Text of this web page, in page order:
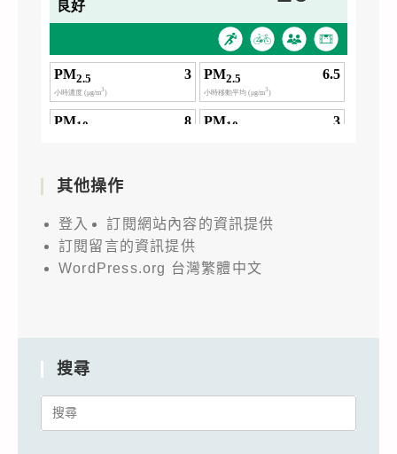
其他操作
登入
訂閱網站內容的資訊提供
訂閱留言的資訊提供
WordPress.org 台灣繁體中文
搜尋
Search